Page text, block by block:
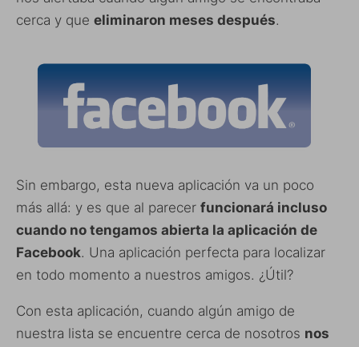
cerca y que eliminaron meses después.
Sin embargo, esta nueva aplicación va un poco
más allá: y es que al parecer funcionará incluso
cuando no tengamos abierta la aplicación de
Facebook. Una aplicación perfecta para localizar
en todo momento a nuestros amigos. ¿Útil?
Con esta aplicación, cuando algún amigo de
nuestra lista se encuentre cerca de nosotros nos